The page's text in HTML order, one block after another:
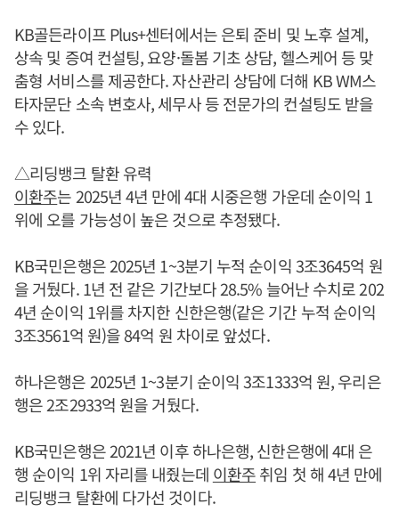
KB골든라이프 Plus+센터에서는 은퇴 준비 및 노후 설계,
상속 및 증여 컨설팅, 요양·돌봄 기초 상담, 헬스케어 등 맞
춤형 서비스를 제공한다. 자산관리 상담에 더해 KB WM스
타자문단 소속 변호사, 세무사 등 전문가의 컨설팅도 받을
수 있다.
△리딩뱅크 탈환 유력
이환주는 2025년 4년 만에 4대 시중은행 가운데 순이익 1
위에 오를 가능성이 높은 것으로 추정됐다.
KB국민은행은 2025년 1~3분기 누적 순이익 3조3645억 원
을 거뒀다. 1년 전 같은 기간보다 28.5% 늘어난 수치로 202
4년 순이익 1위를 차지한 신한은행(같은 기간 누적 순이익
3조3561억 원)을 84억 원 차이로 앞섰다.
하나은행은 2025년 1~3분기 순이익 3조1333억 원, 우리은
행은 2조2933억 원을 거뒀다.
KB국민은행은 2021년 이후 하나은행, 신한은행에 4대 은
행 순이익 1위 자리를 내줬는데 이환주취임 첫 해 4년 만에
리딩뱅크 탈환에 다가선 것이다.